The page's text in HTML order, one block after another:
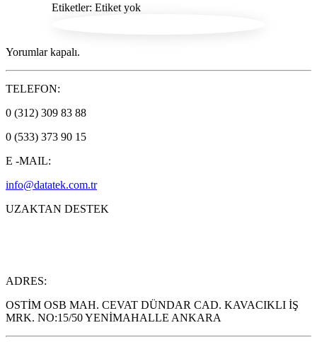
Etiketler: Etiket yok
Yorumlar kapalı.
TELEFON:
0 (312) 309 83 88
0 (533) 373 90 15
E -MAIL:
info@datatek.com.tr
UZAKTAN DESTEK
ADRES:
OSTİM OSB MAH. CEVAT DÜNDAR CAD. KAVACIKLI İŞ
MRK. NO:15/50 YENİMAHALLE ANKARA